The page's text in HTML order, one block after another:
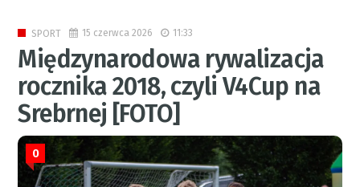
SPORT 15 czerwca 2026 11:33
Międzynarodowa rywalizacja
rocznika 2018, czyli V4Cup na
Srebrnej [FOTO]
0